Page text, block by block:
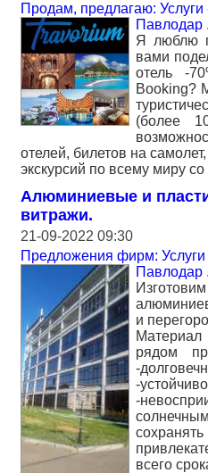
Продам, предлагаю: Услуги
Павлодар
Я люблю
вами
отель -
Booking?
(более
отелей, билетов на
экскурсий по всему миру со
Алюминиевые и
витражи.
21-09-2022 09:30
Предложения фирм: Услуги
Павлодар
и
рядом
-
-
-
всего